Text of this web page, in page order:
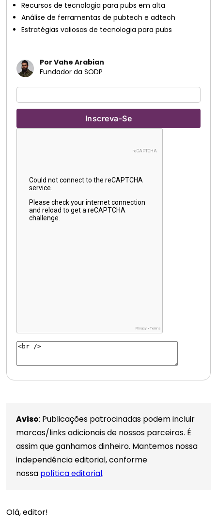
Recursos de tecnologia para pubs em alta
Análise de ferramentas de pubtech e adtech
Estratégias valiosas de tecnologia para pubs
Por Vahe Arabian
Fundador da SODP
Aviso: Publicações patrocinadas podem incluir
marcas/links adicionais de nossos parceiros. É
assim que ganhamos dinheiro. Mantemos nossa
independência editorial, conforme
nossa política editorial.
Olá, editor!